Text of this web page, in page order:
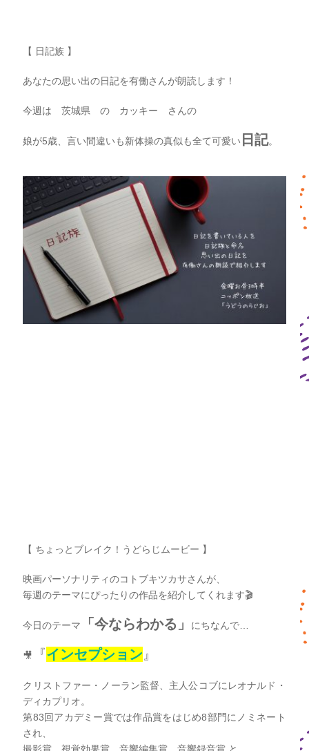
【 日記族 】
あなたの思い出の日記を有働さんが朗読します！
今週は 茨城県 の カッキー さんの
娘が5歳、言い間違いも新体操の真似も全て可愛い 日記。
【 ちょっとブレイク！うどらじムービー 】
映画パーソナリティのコトブキツカサさんが、
毎週のテーマにぴったりの作品を紹介してくれます🎬
今日のテーマ 「今ならわかる 」 にちなんで…
🎥 『インセプション』
クリストファー・ノーラン監督、主人公コブにレオナルド・
ディカプリオ。
第83回アカデミー賞では作品賞をはじめ8部門にノミネート
され、